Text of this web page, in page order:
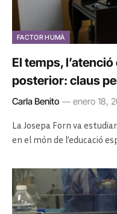
FACTOR HUMÀ
El temps,
posterior: claus
Carla Benito enero 18,
La Josepa Forn va
en el món de l’educació